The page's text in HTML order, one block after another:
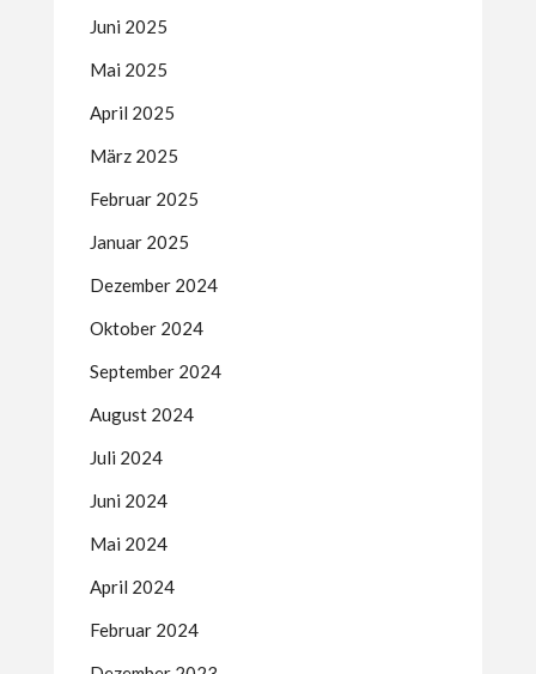
Juni 2025
Mai 2025
April 2025
März 2025
Februar 2025
Januar 2025
Dezember 2024
Oktober 2024
September 2024
August 2024
Juli 2024
Juni 2024
Mai 2024
April 2024
Februar 2024